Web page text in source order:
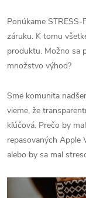
Ponúkame
záruku. K tomu
produktu. Možno sa
množstvo výhod?
Sme komunita
vieme, že
kľúčová. Prečo by
repasovaných Apple
alebo by sa mal